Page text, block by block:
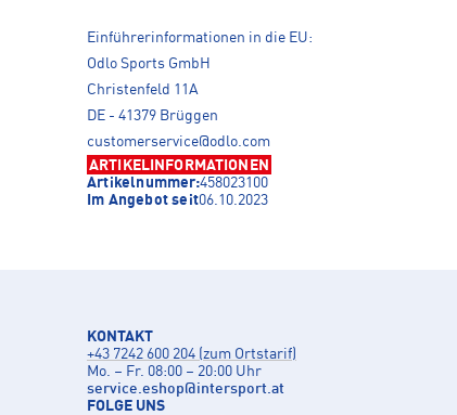
Einführerinformationen in die EU:
Odlo Sports GmbH
Christenfeld 11A
DE - 41379 Brüggen
customerservice@odlo.com
ARTIKELINFORMATIONEN
Artikelnummer:458023100
Im Angebot seit06.10.2023
KONTAKT
+43 7242 600 204 (zum Ortstarif)
Mo. – Fr. 08:00 – 20:00 Uhr
service.eshop@intersport.at
FOLGE UNS